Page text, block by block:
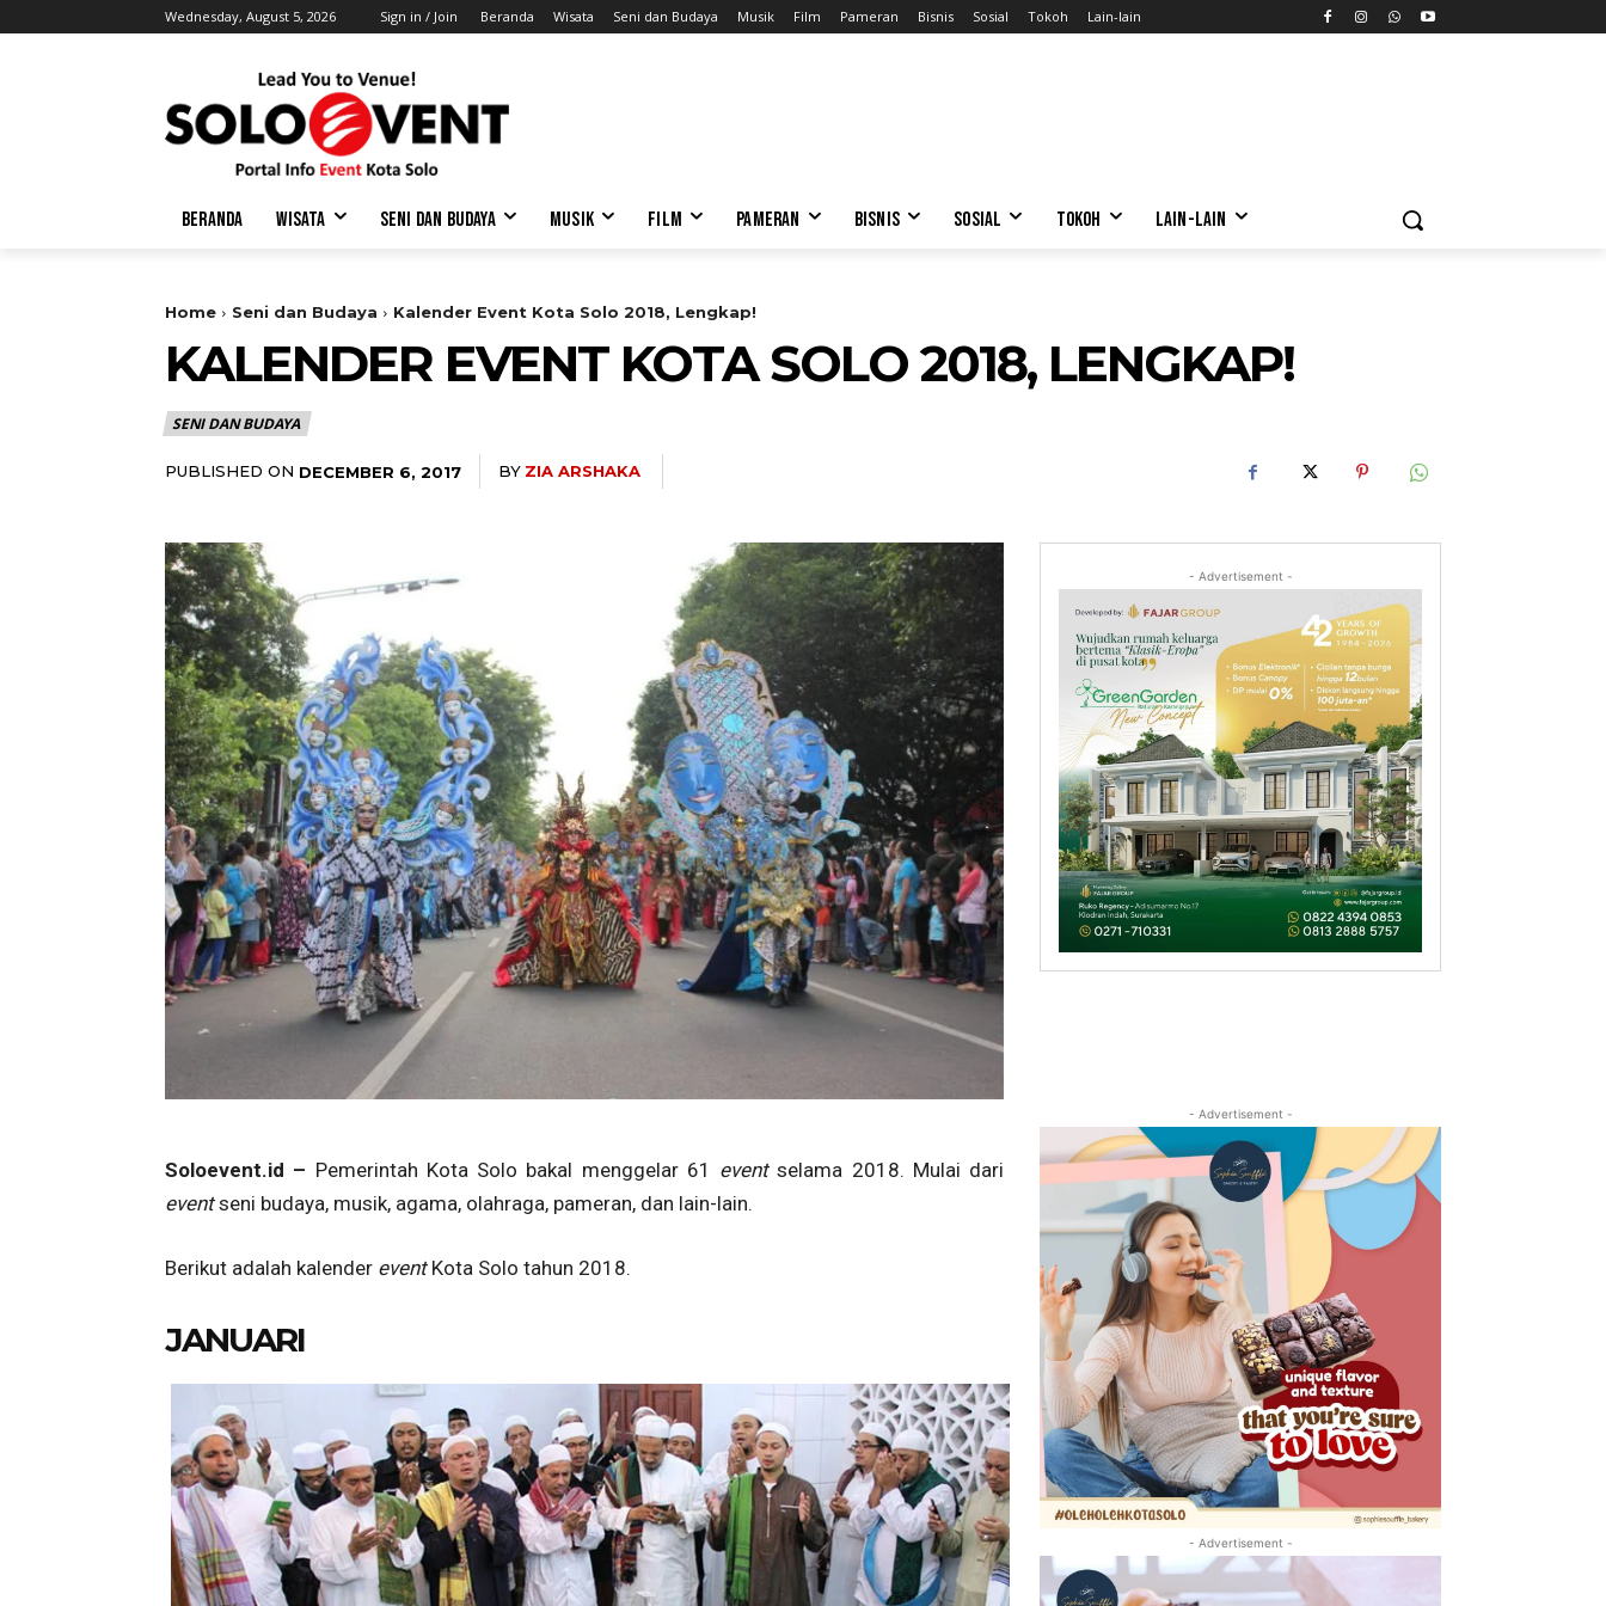
Wednesday, August 5, 2026 Sign in / Join Beranda Wisata Seni dan Budaya Musik Film Pameran Bisnis Sosial Tokoh Lain-lain
BERANDA WISATA SENI DAN BUDAYA MUSIK FILM PAMERAN BISNIS SOSIAL TOKOH LAIN-LAIN
Home Seni dan Budaya Kalender Event Kota Solo 2018, Lengkap!
KALENDER EVENT KOTA SOLO 2018, LENGKAP!
SENI DAN BUDAYA
PUBLISHED ON DECEMBER 6, 2017 BY ZIA ARSHAKA
- Advertisement -
Soloevent.id – Pemerintah Kota Solo bakal menggelar 61 eventselama 2018. Mulai dari
eventseni budaya, musik, agama, olahraga, pameran, dan lain-lain.
Berikut adalah kalender event Kota Solo tahun 2018.
JANUARI
- Advertisement -
- Advertisement -